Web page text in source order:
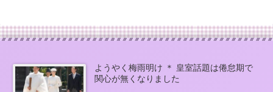
ようやく梅雨明け ＊ 皇室話題は倦怠期で
関心が無くなりました